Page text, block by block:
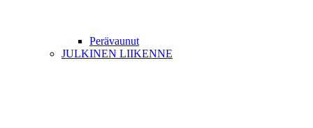
Perävaunut
JULKINEN LIIKENNE